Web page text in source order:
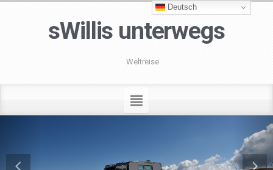
sWillis unterwegs
Weltreise
Deutsch